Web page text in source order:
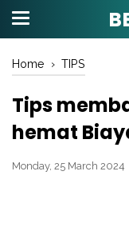
Home › TIPS
Tips
hemat
Monday, 25 March 2024